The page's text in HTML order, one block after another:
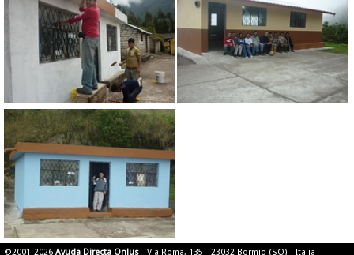
©2001-2026 Ayuda Directa Onlus - Via Roma, 135 - 23032 Bormio (SO) - Italia -